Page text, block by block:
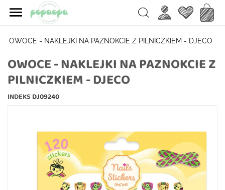
 Search Ulubione
OWOCE - NAKLEJKI NA PAZNOKCIE Z PILNICZKIEM - DJECO
OWOCE - NAKLEJKI NA PAZNOKCIE Z
PILNICZKIEM - DJECO
INDEKS DJ09240